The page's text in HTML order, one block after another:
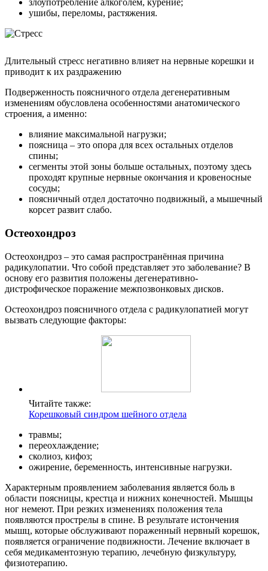
злоупотребление алкоголем, курение;
ушибы, переломы, растяжения.
Длительный стресс негативно влияет на нервные корешки и
приводит к их раздражению
Подверженность поясничного отдела дегенеративным
изменениям обусловлена особенностями анатомического
строения, а именно:
влияние максимальной нагрузки;
поясница – это опора для всех остальных отделов
спины;
сегменты этой зоны больше остальных, поэтому здесь
проходят крупные нервные окончания и кровеносные
сосуды;
поясничный отдел достаточно подвижный, а мышечный
корсет развит слабо.
Остеохондроз
Остеохондроз – это самая распространённая причина
радикулопатии. Что собой представляет это заболевание? В
основу его развития положены дегенеративно-
дистрофическое поражение межпозвонковых дисков.
Остеохондроз поясничного отдела с радикулопатией могут
вызвать следующие факторы:
Читайте также:
Корешковый синдром шейного отдела
травмы;
переохлаждение;
сколиоз, кифоз;
ожирение, беременность, интенсивные нагрузки.
Характерным проявлением заболевания является боль в
области поясницы, крестца и нижних конечностей. Мышцы
ног немеют. При резких изменениях положения тела
появляются прострелы в спине. В результате истончения
мышц, которые обслуживают пораженный нервный корешок,
появляется ограничение подвижности. Лечение включает в
себя медикаментозную терапию, лечебную физкультуру,
физиотерапию.